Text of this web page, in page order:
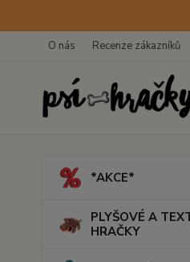
O nás Recenze zákazníků
*AKCE*
PLYŠOVÉ A
HRAČKY